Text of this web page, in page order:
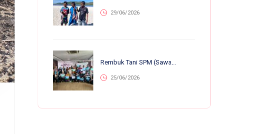
29/06/2026
25/06/2026